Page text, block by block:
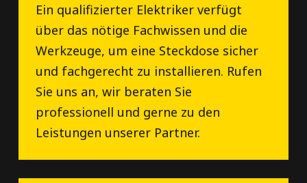
Ein qualifizierter Elektriker verfügt
über das nötige Fachwissen und die
Werkzeuge, um eine Steckdose sicher
und fachgerecht zu installieren. Rufen
Sie uns an, wir beraten Sie
professionell und gerne zu den
Leistungen unserer Partner.